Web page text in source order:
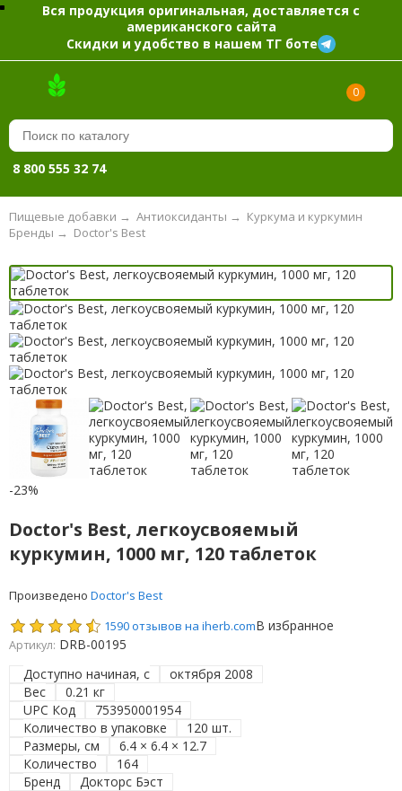
Вся продукция оригинальная, доставляется с
американского сайта
Скидки и удобство в нашем ТГ боте
0
8 800 555 32 74
Пищевые добавки → Антиоксиданты → Куркума и куркумин
Doctor's Best
Бренды →
-23%
Doctor's Best, легкоусвояемый
куркумин, 1000 мг, 120 таблеток
Произведено Doctor's Best
1590 отзывов на iherb.comВ избранное
Артикул: DRB-00195
Доступно начиная, с
октября 2008
Вес
0.21 кг
UPC Код
753950001954
Количество в упаковке
120 шт.
Размеры, см
6.4 × 6.4 × 12.7
Количество
164
Бренд
Докторс Бэст